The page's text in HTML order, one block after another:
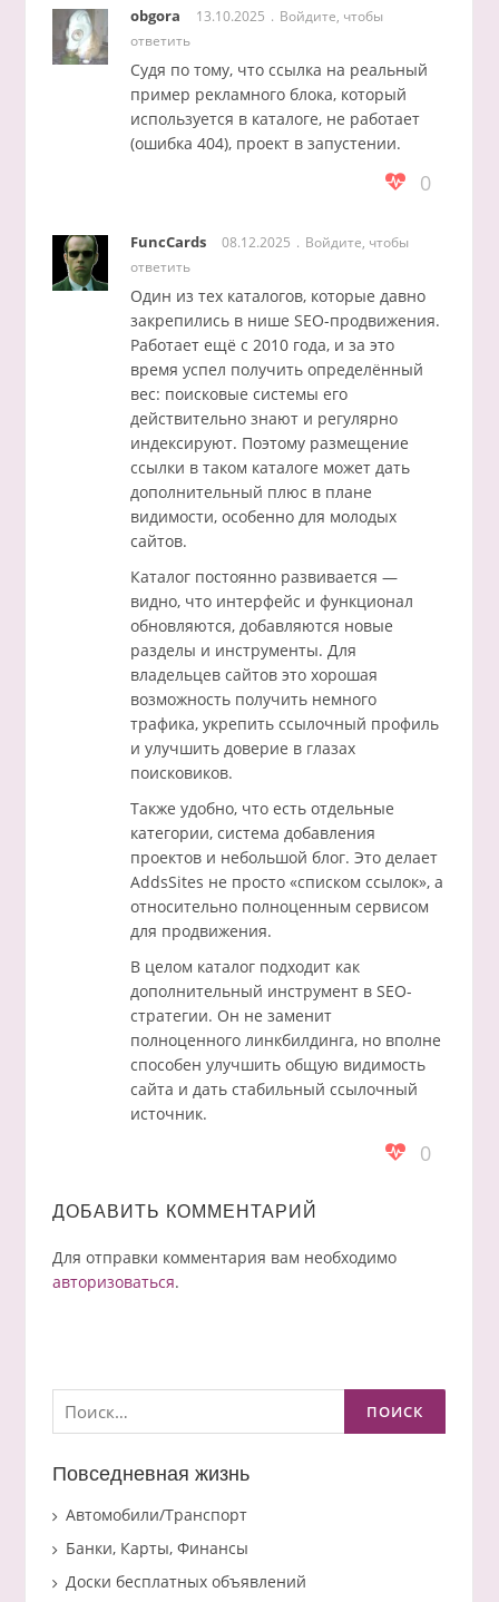
obgora 13.10.2025
Войдите, чтобы
ответить
Судя по тому, что ссылка на реальный
пример рекламного блока, который
используется в каталоге, не работает
(ошибка 404), проект в запустении.
0
FuncCards 08.12.2025
Войдите, чтобы
ответить
Один из тех каталогов, которые давно
закрепились в нише SEO-продвижения.
Работает ещё с 2010 года, и за это
время успел получить определённый
вес: поисковые системы его
действительно знают и регулярно
индексируют. Поэтому размещение
ссылки в таком каталоге может дать
дополнительный плюс в плане
видимости, особенно для молодых
сайтов.
Каталог постоянно развивается —
видно, что интерфейс и функционал
обновляются, добавляются новые
разделы и инструменты. Для
владельцев сайтов это хорошая
возможность получить немного
трафика, укрепить ссылочный профиль
и улучшить доверие в глазах
поисковиков.
Также удобно, что есть отдельные
категории, система добавления
проектов и небольшой блог. Это делает
AddsSites не просто «списком ссылок», а
относительно полноценным сервисом
для продвижения.
В целом каталог подходит как
дополнительный инструмент в SEO-
стратегии. Он не заменит
полноценного линкбилдинга, но вполне
способен улучшить общую видимость
сайта и дать стабильный ссылочный
источник.
0
ДОБАВИТЬ КОММЕНТАРИЙ
Для отправки комментария вам необходимо
авторизоваться.
Найти:
Повседневная жизнь
Автомобили/Транспорт
Банки, Карты, Финансы
Доски бесплатных объявлений